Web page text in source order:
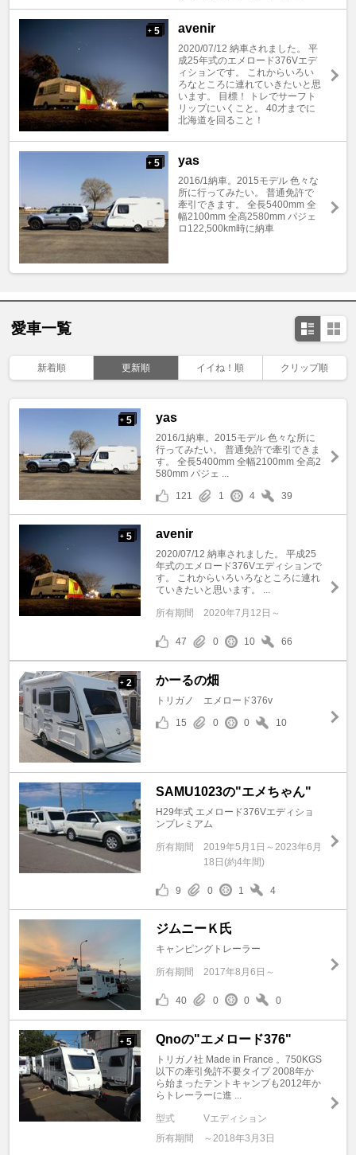
+ 5 avenir
2020/07/12 納車されました。 平
成25年式のエメロード376Vエデ
ィションです。 これからいろい
ろなところに連れていきたいと思
います。 目標！ トレでサーフト
リップにいくこと。 40才までに
北海道を回ること！
+ 5 yas
2016/1納車。2015モデル 色々な
所に行ってみたい。 普通免許で
牽引できます。 全長5400mm 全
幅2100mm 全高2580mm パジェ
ロ122,500km時に納車
愛車一覧
新着順 更新順 イイね！順 クリップ順
+ 5 yas
2016/1納車。2015モデル 色々な所に
行ってみたい。 普通免許で牽引できま
す。 全長5400mm 全幅2100mm 全高2
580mm パジェ ...
121
1 4 39
+ 5 avenir
2020/07/12 納車されました。 平成25
年式のエメロード376Vエディションで
す。 これからいろいろなところに連れ
ていきたいと思います。 ...
所有期間 2020年7月12日～
47 0 10 66
+ 2 かーるの畑
トリガノ エメロード376v
15
0 0 10
SAMU1023の"エメちゃん"
H29年式 エメロード376Vエディショ
ンプレミアム
所有期間
2019年5月1日～2023年6月
18日(約4年間)
9 0 1 4
ジムニーＫ氏
キャンピングトレーラー
所有期間 2017年8月6日～
40 0 0 0
+ 5 Qnoの"エメロード376"
トリガノ社 Made in France 。750KGS
以下の牽引免許不要タイプ 2008年か
ら始まったテントキャンプも2012年か
らトレーラーに進 ...
型式
Vエディション
所有期間
～2018年3月3日